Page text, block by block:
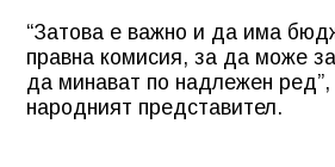
“Затова е важно и да има
правна комисия, за да може
да минават по надлежен ред”,
народният представител.